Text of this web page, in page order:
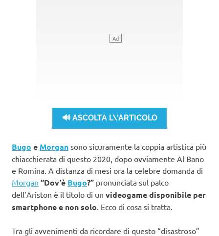
🔊 ASCOLTA L\'ARTICOLO
Bugo e Morgan sono sicuramente la coppia artistica più
chiacchierata di questo 2020, dopo ovviamente Al Bano
e Romina. A distanza di mesi ora la celebre domanda di
Morgan “Dov’è Bugo?” pronunciata sul palco
dell’Ariston è il titolo di un videogame disponibile per
smartphone e non solo . Ecco di cosa si tratta.
Tra gli avvenimenti da ricordare di questo “disastroso”